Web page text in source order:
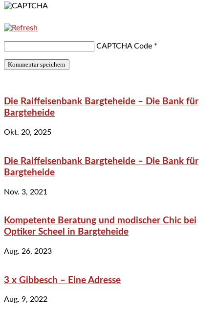
CAPTCHA Code *
Die Raiffeisenbank Bargteheide – Die Bank für
Bargteheide
Okt. 20, 2025
Die Raiffeisenbank Bargteheide – Die Bank für
Bargteheide
Nov. 3, 2021
Kompetente Beratung und modischer Chic bei
Optiker Scheel in Bargteheide
Aug. 26, 2023
3 x Gibbesch – Eine Adresse
Aug. 9, 2022